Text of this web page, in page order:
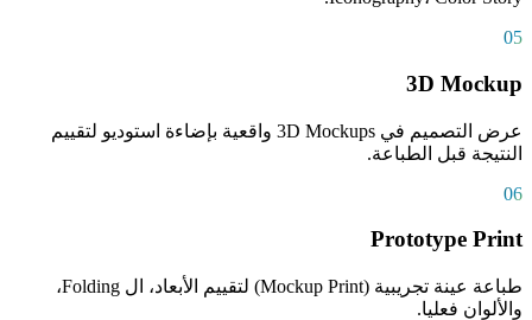
05
3D Mockup
عرض التصميم في 3D Mockups واقعية بإضاءة استوديو لتقييم
النتيجة قبل الطباعة.
06
Prototype Print
طباعة عينة تجريبية (Mockup Print) لتقييم الأبعاد، ال Folding،
والألوان فعليا.